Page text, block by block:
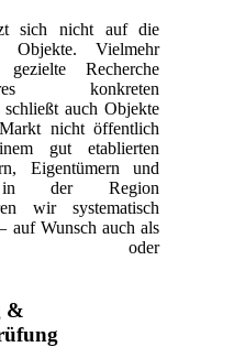
sich nicht auf die
Objekte. Vielmehr
Recherche
konkreten
auch Objekte
nicht öffentlich
gut etablierten
Eigentümern und
in der Region
wir systematisch
auf Wunsch auch als
oder
&